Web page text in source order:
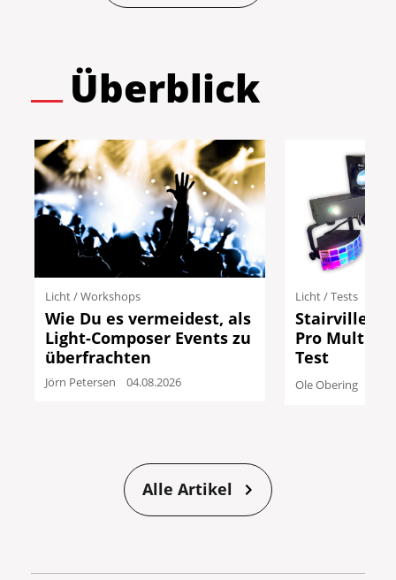
Überblick
Licht/Workshops
Wie Du es vermeidest, als
Light-Composer Events zu
überfrachten
Jörn Petersen 04.08.2026
Licht/Tests
Stairville
Pro Multi
Test
Ole Obering
Alle Artikel